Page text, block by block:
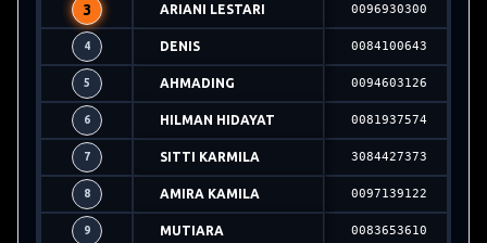
3 ARIANI LESTARI 0096930300
4 DENIS 0084100643
5 AHMADING 0094603126
6 HILMAN HIDAYAT 0081937574
7 SITTI KARMILA 3084427373
8 AMIRA KAMILA 0097139122
9 MUTIARA 0083653610